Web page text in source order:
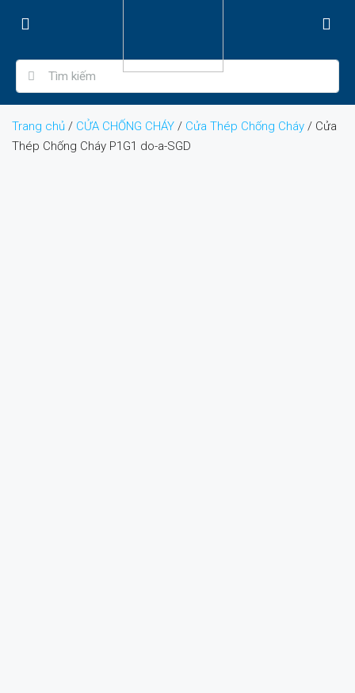
Trang chủ / CỬA CHỐNG CHÁY / Cửa Thép Chống Cháy / Cửa
Thép Chống Cháy P1G1 do-a-SGD